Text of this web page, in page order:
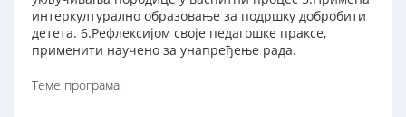
интеркултурално образовање за подршку добробити
детета. 6.Рефлексијом своје педагошке праксе,
применити научено за унапређење рада.
Теме програма: